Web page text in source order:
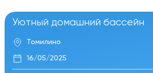
Уютный домашний бассейн
Томилино
16/05/2025